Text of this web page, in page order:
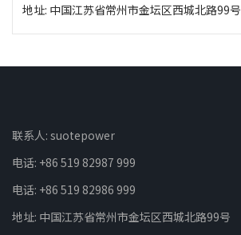
地址: 中国江苏省常州市金坛区西城北路99号
联系人: suotepower
电话: +86 519 82987 999
电话: +86 519 82986 999
地址: 中国江苏省常州市金坛区西城北路99号